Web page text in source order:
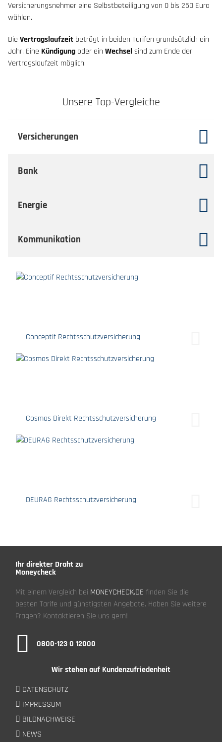
Versicherungsnehmer eine Selbstbeteiligung von 0 bis 250 Euro
wählen.
Die Vertragslaufzeit beträgt in beiden Tarifen grundsätzlich ein
Jahr. Eine Kündigung oder ein Wechsel sind zum Ende der
Vertragslaufzeit möglich.
Unsere Top-Vergleiche
Versicherungen
Bank
Energie
Kommunikation
Conceptif Rechtsschutzversicherung
Cosmos Direkt Rechtsschutzversicherung
DEURAG Rechtsschutzversicherung
Ihr direkter Draht zu
Moneycheck
Mit einem Vergleich bei MONEYCHECK.DE finden Sie die
besten Tarife und günstigsten Angebote. Haben Sie weitere
Fragen? Kontaktieren Sie uns gern!
0800-123 0 12000
Wir stehen auf Kundenzufriedenheit
DATENSCHUTZ
IMPRESSUM
BILDNACHWEISE
NEWS